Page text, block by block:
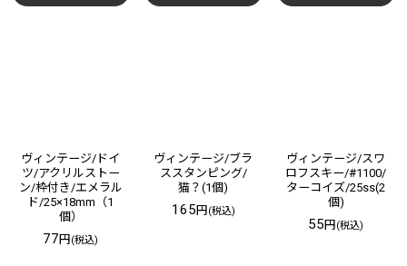
ヴィンテージ/ドイ
ツ/アクリルストー
ン/枠付き/エメラル
ド/25×18mm（1
個）
77円 (税込)
ヴィンテージ/ブラ
ススタンピング/
猫？(1個)
165 円 (税込)
ヴィンテージ/スワ
ロフスキー/#1100/
ターコイズ/25ss(2
個)
55円 (税込)